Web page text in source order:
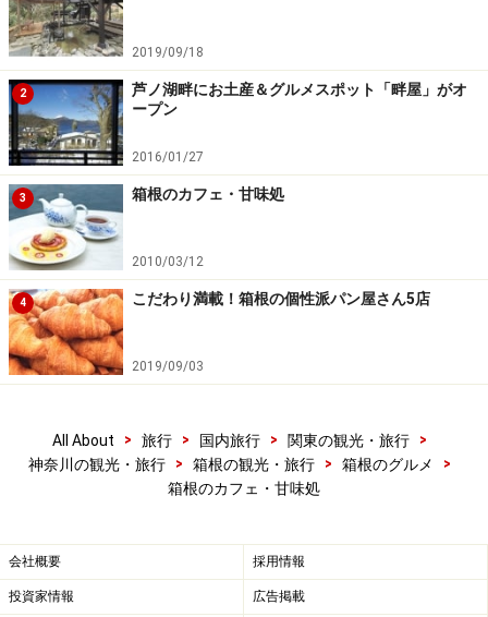
2019/09/18
2
芦ノ湖畔にお土産＆グルメスポット「畔屋」がオ
ープン
2016/01/27
3 箱根のカフェ・甘味処
2010/03/12
4 こだわり満載！箱根の個性派パン屋さん5店
2019/09/03
All About > 旅行 > 国内旅行 > 関東の観光・旅行
>
神奈川の観光・旅行
> 箱根の観光・旅行 > 箱根のグルメ
>
箱根のカフェ・甘味処
会社概要 採用情報
投資家情報 広告掲載